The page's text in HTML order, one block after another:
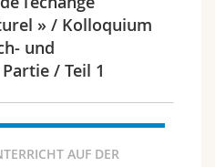
» / Kolloquium
und
/ Teil 1
AUF DER